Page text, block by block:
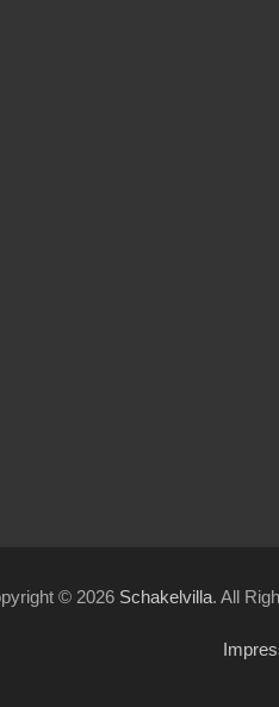
© 2026 Schakelvilla. All